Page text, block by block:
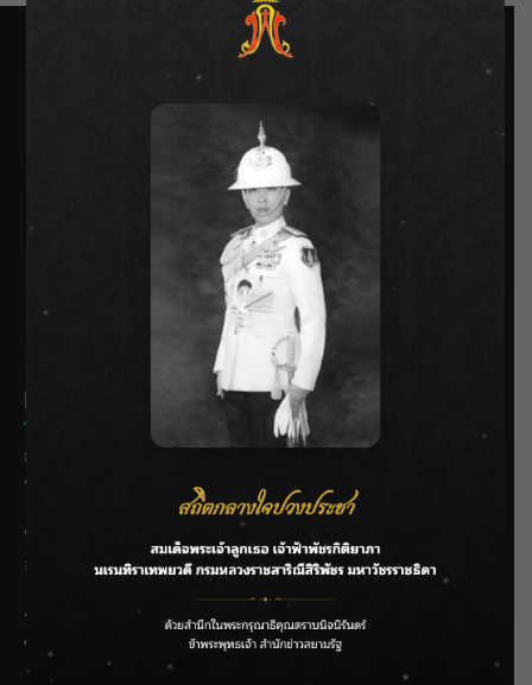
SIAMRATH VARIETY
THE BEST ENTERTAINMENT
Recent Posts
กรมชลฯ รับฟังประชาชน ติดตามแก้ปัญหาโครงการประตู
ระบายน้ำศรีสองรักฯ
‘แมน การิน’ แชร์ความเชื่อชวนคิด! “อยากกินอะไรหลังจาก
ลาโลกนี้ ให้ใส่บาตรสิ่งนั้นไว้ตอนยังมีชีวิต”
ราชเลขานุการในพระองค์ฯ ติดตามโครงการหุบกะพง–ห้วย
ทรายใต้ เสริมความมั่นคงน้ำเพชรบุรี